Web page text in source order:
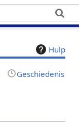
Hulp
Geschiedenis